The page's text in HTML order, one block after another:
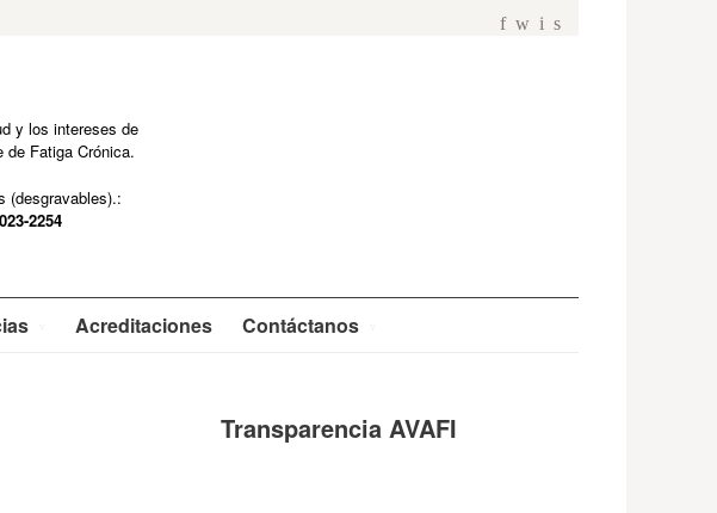
f w i s
y los intereses de
de Fatiga Crónica.
(desgravables).:
2254
Acreditaciones Contáctanos
Transparencia AVAFI